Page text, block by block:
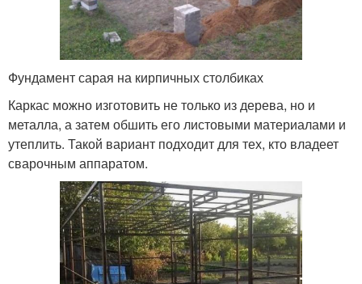
Фундамент сарая на кирпичных столбиках
Каркас можно изготовить не только из дерева, но и
металла, а затем обшить его листовыми материалами и
утеплить. Такой вариант подходит для тех, кто владеет
сварочным аппаратом.